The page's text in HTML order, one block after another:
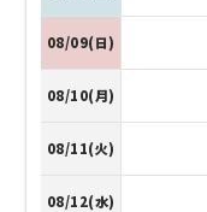
08/09(日)
08/10(月)
08/11(火)
08/12(水)